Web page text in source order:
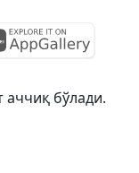
бўлади.